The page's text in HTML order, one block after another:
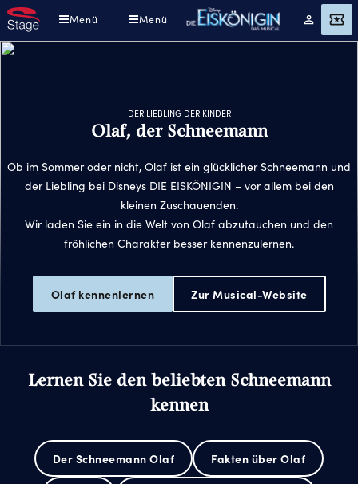
Direkt
zum
Inhalt
Menü Menü
Mein
Konto
Angebot
DER LIEBLING DER KINDER
Olaf, der Schneemann
Ob im Sommer oder nicht, Olaf ist ein glücklicher Schneemann und
der Liebling bei Disneys DIE EISKÖNIGIN – vor allem bei den
kleinen Zuschauenden.
Wir laden Sie ein in die Welt von Olaf abzutauchen und den
fröhlichen Charakter besser kennenzulernen.
Olaf kennenlernen Zur Musical-Website
Lernen Sie den beliebten Schneemann
kennen
Der Schneemann Olaf Fakten über Olaf